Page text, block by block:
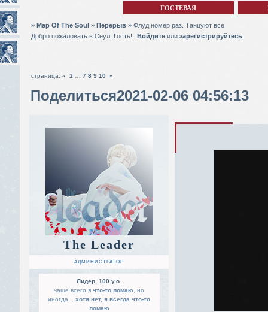
ГОСТЕВАЯ
Добро пожаловать в Сеул, Гость! Войдите или зарегистрируйтесь
» Map Of The Soul » Перерыв » Флуд номер раз. Танцуют все
страница: « 1 7 8 9 10 »
Поделиться2021-02-06 04:56:13
The Leader
АДМИНИСТРАТОР
Лидер, 100 y.o.
чаще всего я что-то ломаю , но
иногда... хотя нет, я всегда что-то
ломаю